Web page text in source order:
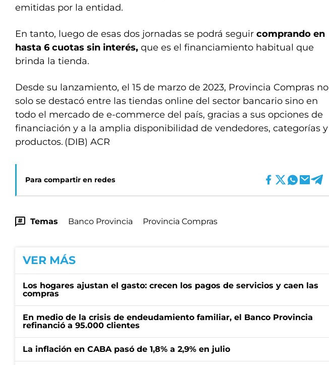
emitidas por la entidad.
En tanto, luego de esas dos jornadas se podrá seguir comprando en
hasta 6 cuotas sin interés, que es el financiamiento habitual que
brinda la tienda.
Desde su lanzamiento, el 15 de marzo de 2023, Provincia Compras no
solo se destacó entre las tiendas online del sector bancario sino en
todo el mercado de e-commerce del país, gracias a sus opciones de
financiación y a la amplia disponibilidad de vendedores, categorías y
productos. (DIB) ACR
Para compartir en redes
Temas Banco Provincia Provincia Compras
VER MÁS
Los hogares ajustan el gasto: crecen los pagos de servicios y caen las
compras
En medio de la crisis de endeudamiento familiar, el Banco Provincia
refinanció a 95.000 clientes
La inflación en CABA pasó de 1,8% a 2,9% en julio